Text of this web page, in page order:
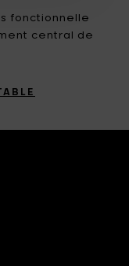
fonctionnelle
central de